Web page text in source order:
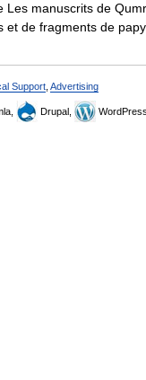
Les manuscrits de
et de fragments de
Support Advertising
Drupal,